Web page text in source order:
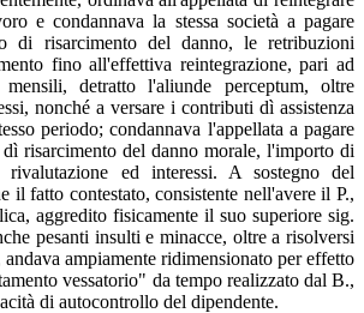
e condannava la stessa società a pagare
di risarcimento del danno, le retribuzioni
fino all'effettiva reintegrazione, pari ad
detratto l'aliunde perceptum, oltre
nonché a versare i contributi dì assistenza
periodo; condannava l'appellata a pagare
risarcimento del danno morale, l'importo di
ed interessi. A sostegno del
il fatto contestato, consistente nell'avere il P.,
aggredito fisicamente il suo superiore sig.
pesanti insulti e minacce, oltre a risolversi
ampiamente ridimensionato per effetto
vessatorio" da tempo realizzato dal B.,
di autocontrollo del dipendente.